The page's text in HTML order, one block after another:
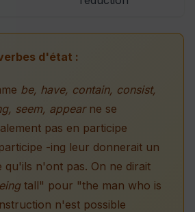
d'état :
be, have, contain, consist,
seem, appearne se
pas en participe
-ing leur donnerait un
qu'ils n'ont pas. On ne dirait
tall" pour "the man who is
n'est possible